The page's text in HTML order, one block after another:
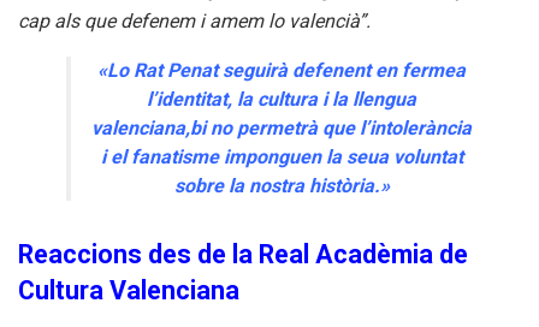
cap als que defenem i amem lo valencià”.
«Lo Rat Penat seguirà defenent en fermea
l’identitat, la cultura i la llengua
valenciana,bi no permetrà que l’intolerància
i el fanatisme imponguen la seua voluntat
sobre la nostra història.»
Reaccions des de la Real Acadèmia de
Cultura Valenciana